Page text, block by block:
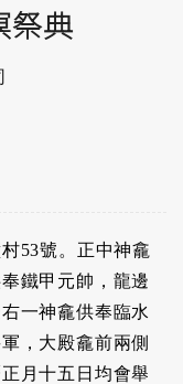
祭典
53號。正中神龕
鐵甲元帥，龍邊
一神龕供奉臨水
，大殿龕前兩側
月十五日均會舉